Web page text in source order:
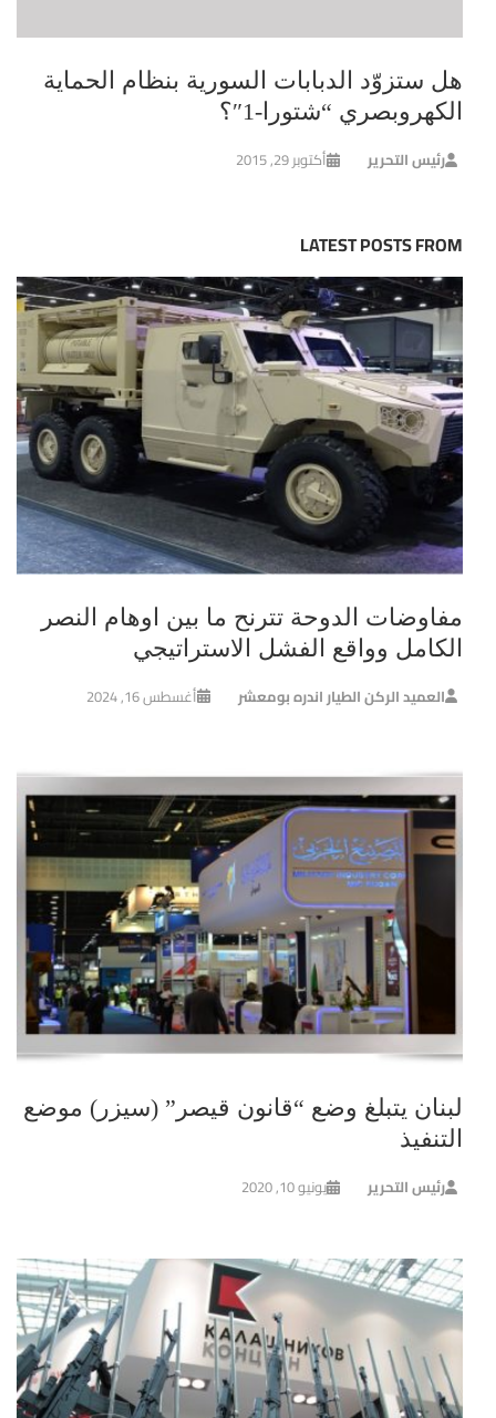
هل ستزوّد الدبابات السورية بنظام الحماية
الكهروبصري “شتورا-1″؟
رئيس التحرير أكتوبر 29, 2015
LATEST POSTS FROM
مفاوضات الدوحة تترنح ما بين اوهام النصر
الكامل وواقع الفشل الاستراتيجي
العميد الركن الطيار اندره بومعشر أغسطس 16, 2024
لبنان يتبلغ وضع “قانون قيصر” (سيزر) موضع
التنفيذ
رئيس التحرير يونيو 10, 2020